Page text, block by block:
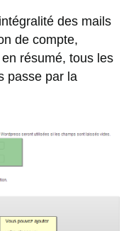
des mails
de compte,
résumé, tous les
passe par la